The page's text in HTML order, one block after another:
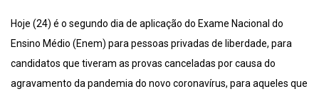
Hoje (24) é o segundo dia de aplicação do Exame Nacional do
Ensino Médio (Enem) para pessoas privadas de liberdade, para
candidatos que tiveram as provas canceladas por causa do
agravamento da pandemia do novo coronavírus, para aqueles que